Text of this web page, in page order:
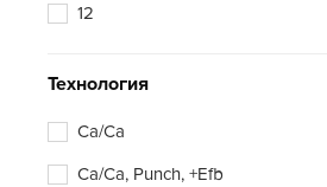
12
Технология
Ca/Ca
Ca/Ca, Punch, +Efb